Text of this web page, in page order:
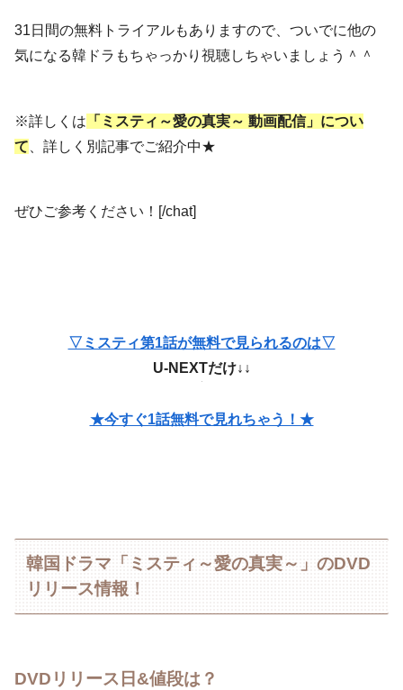
31日間の無料トライアルもありますので、ついでに他の
気になる韓ドラもちゃっかり視聴しちゃいましょう＾＾
※詳しくは 「ミスティ～愛の真実～ 動画配信」につい
て 、詳しく別記事でご紹介中★
ぜひご参考ください！[/chat]
▽ミスティ第1話が無料で見られるのは▽
U-NEXTだけ↓↓
★今すぐ1話無料で見れちゃう！★
韓国ドラマ「ミスティ～愛の真実～」のDVD
リリース情報！
DVDリリース日&値段は？